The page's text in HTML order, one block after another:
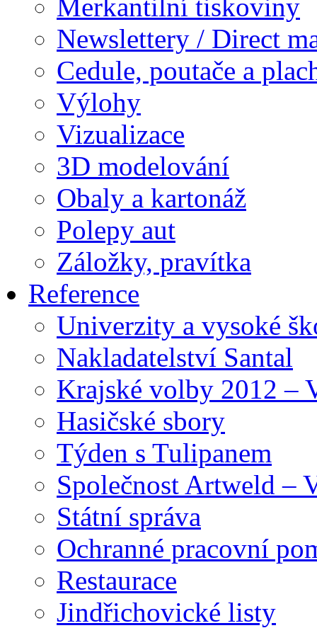
Merkantilní tiskoviny
Newslettery / Direct
Cedule, poutače a
Výlohy
Vizualizace
3D modelování
Obaly a kartonáž
Polepy aut
Záložky, pravítka
Reference
Univerzity a vysoké
Nakladatelství Santal
Krajské volby 2012 –
Hasičské sbory
Týden s Tulipanem
Společnost Artweld –
Státní správa
Ochranné pracovní
Restaurace
Jindřichovické listy